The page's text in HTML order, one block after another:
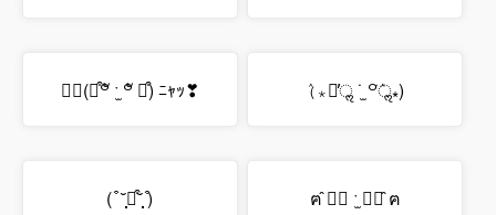
ฅ⃛(⌯͒꒪ั ˑ̫ ꒪ั ⌯͒) ﾆｬｯ❣ (ٛ⁎꒪̕ॢ ˙̫ ꒪ٛ̕ॢ⁎)
( ͒ ˘̩̩̩̩̩̩ꇵ͒˘̩̩̩̩̩̩ ͒) ฅ ̂⋒ิ ˑ̫ ⋒ิ ̂ฅ